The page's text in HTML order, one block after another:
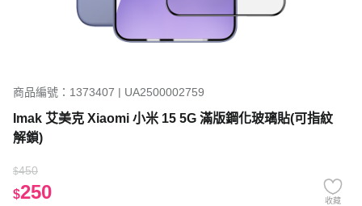
商品編號：1373407 | UA2500002759
Imak 艾美克 Xiaomi 小米 15 5G 滿版鋼化玻璃貼(可指紋
解鎖)
$450
$250 收藏